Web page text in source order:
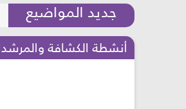
جديد المواضيع
أنشطة الكشافة